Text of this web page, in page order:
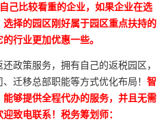
己比较看重的企业，如果企业在选
择的园区刚好属于园区重点扶持的
行业更加优惠一些。
策服务，拥有自己的返税园区，
迁移总部职能等方式优化布局！ 智
能够提供全程代办的服务，并且无需
致电联系！税务筹划师：